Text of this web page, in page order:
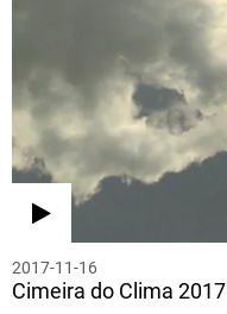
2017-11-16
Cimeira do Clima 2017